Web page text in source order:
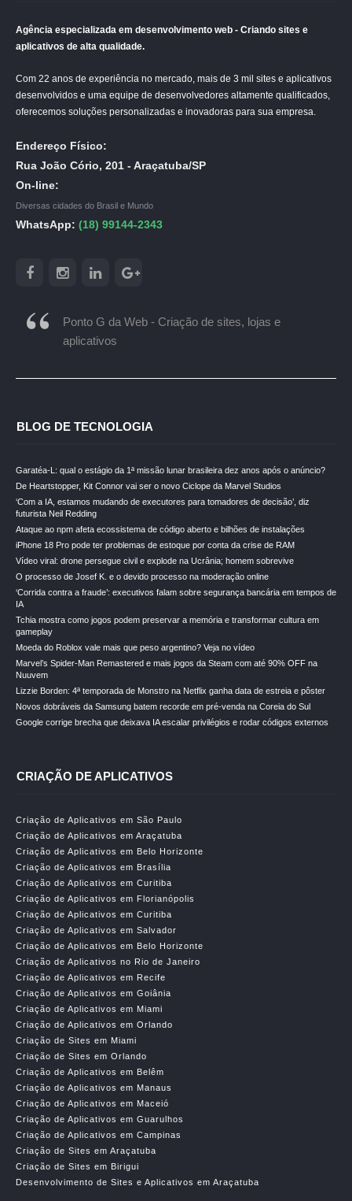
Agência especializada em desenvolvimento web - Criando sites e
aplicativos de alta qualidade.
Com 22 anos de experiência no mercado, mais de 3 mil sites e aplicativos
desenvolvidos e uma equipe de desenvolvedores altamente qualificados,
oferecemos soluções personalizadas e inovadoras para sua empresa.
Endereço Físico:
Rua João Cório, 201 - Araçatuba/SP
On-line:
Diversas cidades do Brasil e Mundo
WhatsApp: (18) 99144-2343
Ponto G da Web - Criação de sites, lojas e
aplicativos
BLOG DE TECNOLOGIA
Garatéa-L: qual o estágio da 1ª missão lunar brasileira dez anos após o anúncio?
De Heartstopper, Kit Connor vai ser o novo Ciclope da Marvel Studios
‘Com a IA, estamos mudando de executores para tomadores de decisão’, diz
futurista Neil Redding
Ataque ao npm afeta ecossistema de código aberto e bilhões de instalações
iPhone 18 Pro pode ter problemas de estoque por conta da crise de RAM
Vídeo viral: drone persegue civil e explode na Ucrânia; homem sobrevive
O processo de Josef K. e o devido processo na moderação online
‘Corrida contra a fraude’: executivos falam sobre segurança bancária em tempos de
IA
Tchia mostra como jogos podem preservar a memória e transformar cultura em
gameplay
Moeda do Roblox vale mais que peso argentino? Veja no vídeo
Marvel’s Spider-Man Remastered e mais jogos da Steam com até 90% OFF na
Nuuvem
Lizzie Borden: 4ª temporada de Monstro na Netflix ganha data de estreia e pôster
Novos dobráveis da Samsung batem recorde em pré-venda na Coreia do Sul
Google corrige brecha que deixava IA escalar privilégios e rodar códigos externos
CRIAÇÃO DE APLICATIVOS
Criação de Aplicativos em São Paulo
Criação de Aplicativos em Araçatuba
Criação de Aplicativos em Belo Horizonte
Criação de Aplicativos em Brasília
Criação de Aplicativos em Curitiba
Criação de Aplicativos em Florianópolis
Criação de Aplicativos em Curitiba
Criação de Aplicativos em Salvador
Criação de Aplicativos em Belo Horizonte
Criação de Aplicativos no Rio de Janeiro
Criação de Aplicativos em Recife
Criação de Aplicativos em Goiânia
Criação de Aplicativos em Miami
Criação de Aplicativos em Orlando
Criação de Sites em Miami
Criação de Sites em Orlando
Criação de Aplicativos em Belêm
Criação de Aplicativos em Manaus
Criação de Aplicativos em Maceió
Criação de Aplicativos em Guarulhos
Criação de Aplicativos em Campinas
Criação de Sites em Araçatuba
Criação de Sites em Birigui
Desenvolvimento de Sites e Aplicativos em Araçatuba